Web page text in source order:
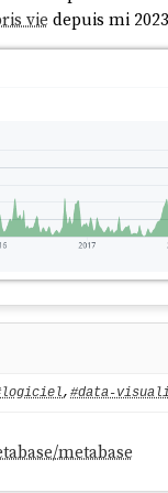
vie depuis mi
, #data-
metabase